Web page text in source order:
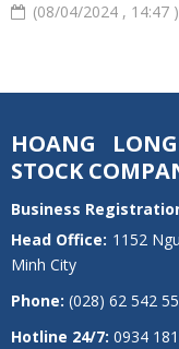
(08/04/2024 , 14:47 )
HOANG
STOCK
Business
Head Office: 1152
Minh City
Phone: (028) 62 542
Hotline 24/7: 0934